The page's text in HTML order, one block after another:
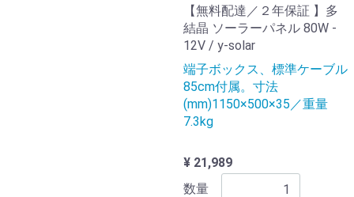
【無料配達／２年保証 】多
結晶 ソーラーパネル 80W -
12V / y-solar
端子ボックス、標準ケーブル
85cm付属。寸法
(mm)1150×500×35／重量
7.3kg
¥ 21,989
数量